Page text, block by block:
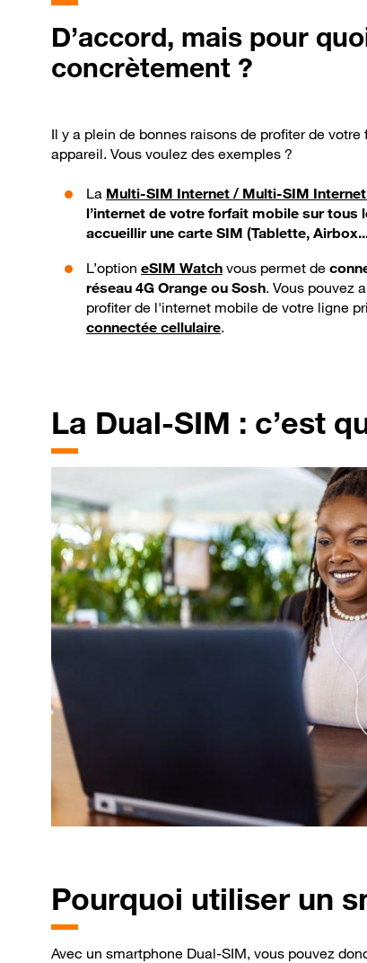
D’accord, mais pour
concrètement ?
Il y a plein de bonnes raisons de profiter de
appareil. Vous voulez des exemples ?
La Multi-SIM Internet / Multi-SIM
l’internet de votre forfait mobile sur tous
accueillir une carte SIM (Tablette,
L’option eSIM Watch vous permet de
réseau 4G Orange ou Sosh. Vous pouvez
profiter de l'internet mobile de votre ligne
connectée cellulaire.
La Dual-SIM : c’est
Pourquoi utiliser un
Avec un smartphone Dual-SIM, vous pouvez